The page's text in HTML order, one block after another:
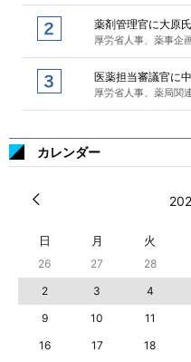
薬剤管理官に大原
厚労省人事、薬事企
医薬担当審議官に
厚労省人事、薬局関
カレンダー
日 月 火
26 27 28
2
3 4
9
10 11
16
17 18